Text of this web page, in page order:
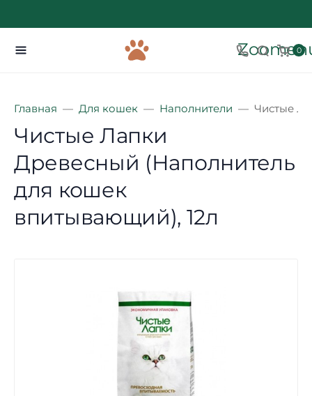
0
Главная Для кошек Наполнители Чистые
Чистые Лапки
Древесный (Наполнитель
для кошек
впитывающий), 12л